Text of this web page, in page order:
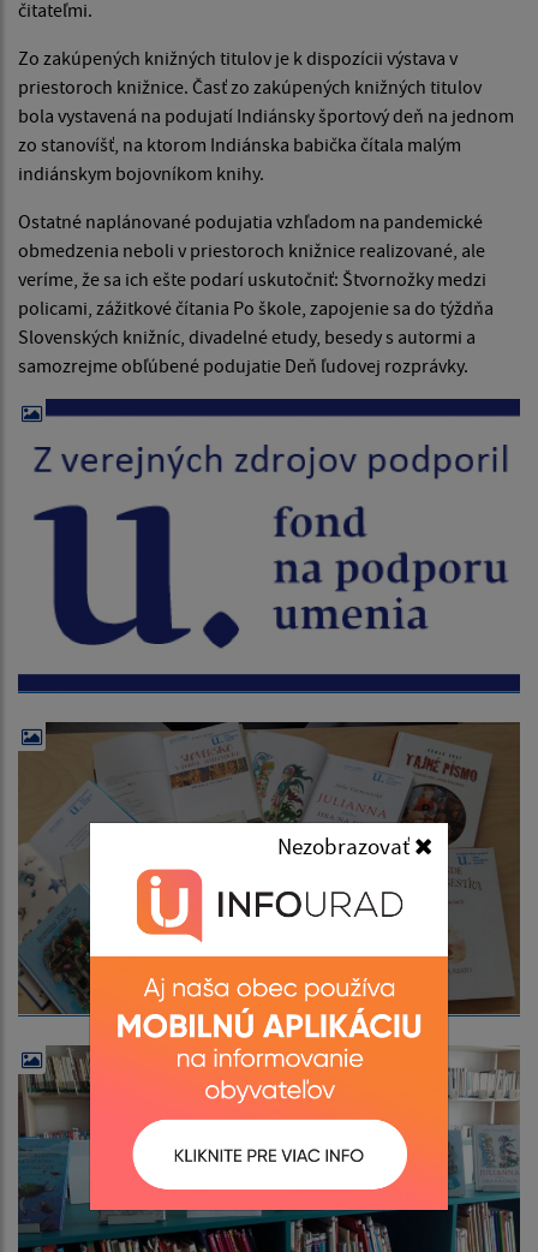
Nezobrazovať
čitateľmi.
Zo zakúpených knižných titulov je k dispozícii výstava v
priestoroch knižnice. Časť zo zakúpených knižných titulov
bola vystavená na podujatí Indiánsky športový deň na jednom
zo stanovíšť, na ktorom Indiánska babička čítala malým
indiánskym bojovníkom knihy.
Ostatné naplánované podujatia vzhľadom na pandemické
obmedzenia neboli v priestoroch knižnice realizované, ale
veríme, že sa ich ešte podarí uskutočniť: Štvornožky medzi
policami, zážitkové čítania Po škole, zapojenie sa do týždňa
Slovenských knižníc, divadelné etudy, besedy s autormi a
samozrejme obľúbené podujatie Deň ľudovej rozprávky.